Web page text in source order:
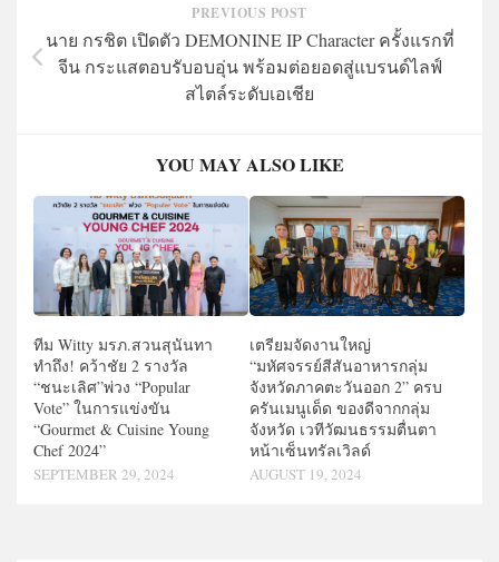
PREVIOUS POST
นาย กรชิต เปิดตัว DEMONINE IP Character ครั้งแรกที่
จีน กระแสตอบรับอบอุ่น พร้อมต่อยอดสู่แบรนด์ไลฟ์
สไตล์ระดับเอเชีย
YOU MAY ALSO LIKE
ทีม Witty มรภ.สวนสุนันทา
ทำถึง! คว้าชัย 2 รางวัล
“ชนะเลิศ”พ่วง “Popular
Vote” ในการแข่งขัน
“Gourmet & Cuisine Young
Chef 2024”
SEPTEMBER 29, 2024
เตรียมจัดงานใหญ่
“มหัศจรรย์สีสันอาหารกลุ่ม
จังหวัดภาคตะวันออก 2” ครบ
ครันเมนูเด็ด ของดีจากกลุ่ม
จังหวัด เวทีวัฒนธรรมตื่นตา
หน้าเซ็นทรัลเวิลด์
AUGUST 19, 2024